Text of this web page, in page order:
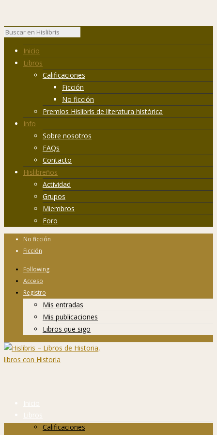
Inicio
Libros
Calificaciones
Ficción
No ficción
Premios Hislibris de literatura histórica
Info
Sobre nosotros
FAQs
Contacto
Hislibreños
Actividad
Grupos
Miembros
Foro
No ficción
Ficción
Following
Acceso
Registro
Mis entradas
Mis publicaciones
Libros que sigo
Inicio
Libros
Calificaciones